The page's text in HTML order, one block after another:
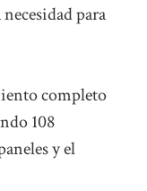
para
completo
108
y el